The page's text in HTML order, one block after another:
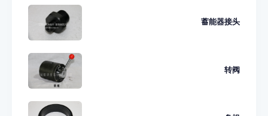
蓄能器接头
转阀